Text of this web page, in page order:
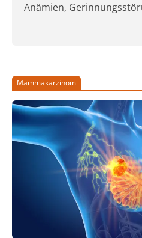
Anämien,
Mammakarzinom